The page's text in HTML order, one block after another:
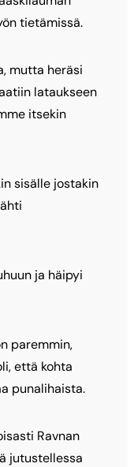
tietämissä.
mutta heräsi
lataukseen
itsekin
sisälle jostakin
ja häipyi
paremmin,
että kohta
punalihaista.
Ravnan
jutustellessa